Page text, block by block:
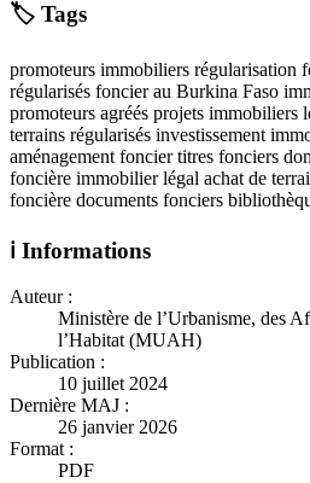
🏷️ Tags
promoteurs immobiliers régularisation
régularisés foncier au Burkina Faso
promoteurs agréés projets immobiliers
terrains régularisés investissement
aménagement foncier titres fonciers
foncière immobilier légal achat de
foncière documents fonciers
ℹ️ Informations
Auteur :
Ministère de l’Urbanisme, des
l’Habitat (MUAH)
Publication :
10 juillet 2024
Dernière MAJ :
26 janvier 2026
Format :
PDF